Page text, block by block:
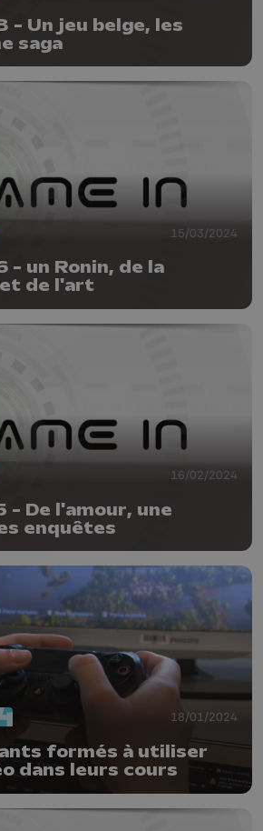
- Un jeu belge, les
saga
15/03/2024
- un Ronin, de la
de l'art
16/02/2024
- De l'amour, une
enquêtes
18/01/2024
formés à utiliser
dans leurs cours